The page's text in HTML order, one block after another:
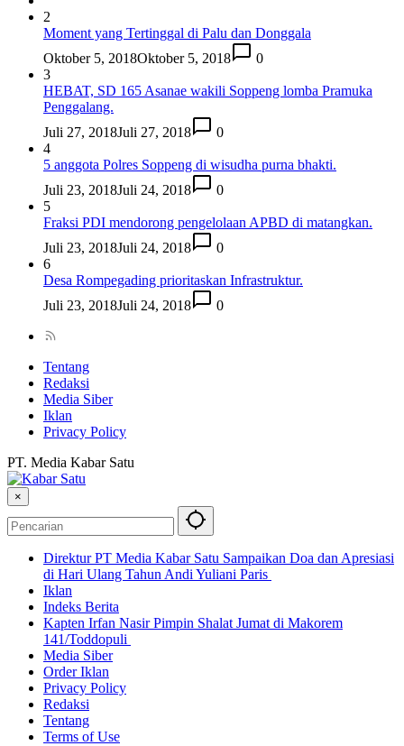
2
Moment yang Tertinggal di Palu dan Donggala
Oktober 5, 2018Oktober 5, 2018
0
3
HEBAT, SD 165 Asanae wakili Soppeng lomba Pramuka
Penggalang.
Juli 27, 2018Juli 27, 2018
0
4
5 anggota Polres Soppeng di wisudha purna bhakti.
Juli 23, 2018Juli 24, 2018
0
5
Fraksi PDI mendorong pengelolaan APBD di matangkan.
Juli 23, 2018Juli 24, 2018
0
6
Desa Rompegading prioritaskan Infrastruktur.
Juli 23, 2018Juli 24, 2018 0
Tentang
Redaksi
Media Siber
Iklan
Privacy Policy
PT. Media Kabar Satu
×
Direktur PT Media Kabar Satu Sampaikan Doa dan Apresiasi
di Hari Ulang Tahun Andi Yuliani Paris
Iklan
Indeks Berita
Kapten Irfan Nasir Pimpin Shalat Jumat di Makorem
141/Toddopuli
Media Siber
Order Iklan
Privacy Policy
Redaksi
Tentang
Terms of Use